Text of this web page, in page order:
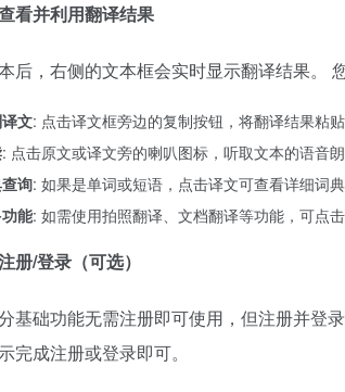
看并利用翻译结果
后，右侧的文本框会实时显示翻译结果。
文: 点击译文框旁边的复制按钮，将翻译结果粘贴
: 点击原文或译文旁的喇叭图标，听取文本的语音朗
询: 如果是单词或短语，点击译文可查看详细词典
能: 如需使用拍照翻译、文档翻译等功能，可点
册/登录（可选）
基础功能无需注册即可使用，但注册并登
完成注册或登录即可。